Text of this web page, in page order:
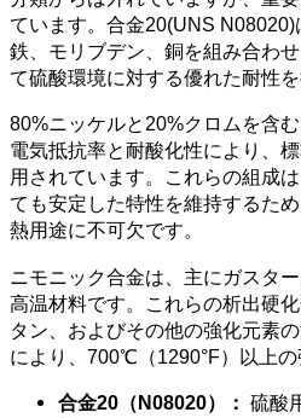
ています。合金20(UNS N08020)
鉄、モリブデン、銅を組み合わ
て硫酸環境に対する優れた耐性を
80%ニッケルと20%クロムを含
電気抵抗率と耐酸化性により、
用されています。これらの組成
ても安定した特性を維持するた
熱用途に不可欠です。
ニモニック合金は、主にガスタ
高温材料です。これらの析出硬
タン、およびその他の強化元素
により、700℃（1290°F）以上の
合金20（N08020）： 硫酸